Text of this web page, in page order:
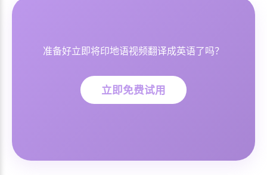
准备好立即将印地语视频翻译成英语了吗？
立即免费试用